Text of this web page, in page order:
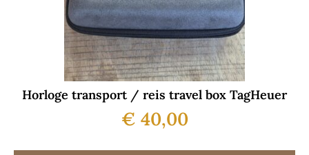
Horloge transport / reis travel box TagHeuer
€ 40,00